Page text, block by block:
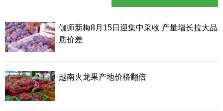
伽师新梅8月15日迎集中采收 产量增长拉大品
质价差
越南火龙果产地价格翻倍